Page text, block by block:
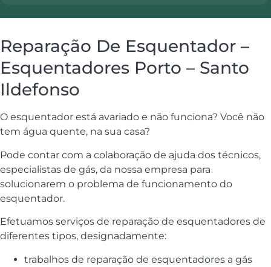
Reparação De Esquentador –
Esquentadores Porto – Santo
Ildefonso
O esquentador está avariado e não funciona? Você não
tem água quente, na sua casa?
Pode contar com a colaboração de ajuda dos técnicos,
especialistas de gás, da nossa empresa para
solucionarem o problema de funcionamento do
esquentador.
Efetuamos serviços de reparação de esquentadores de
diferentes tipos, designadamente:
trabalhos de reparação de esquentadores a gás